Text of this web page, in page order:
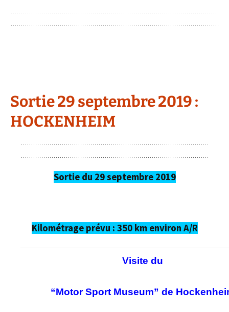
Sortie 29 septembre 2019 :
HOCKENHEIM
Sortie du 29 septembre 2019
Kilométrage prévu : 350 km environ A/R
Visite du
“Motor Sport Museum” de